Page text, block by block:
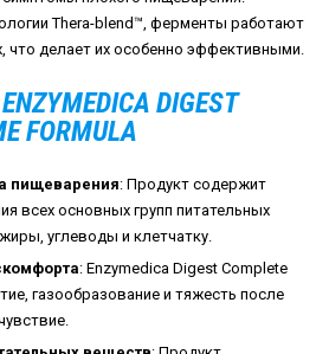
Thera-blend™, ферменты работают
что делает их особенно эффективными.
DIGEST
FORMULA
пищеварения: Продукт содержит
всех основных групп питательных
углеводы и клетчатку.
: Enzymedica Digest Complete
газообразование и тяжесть после